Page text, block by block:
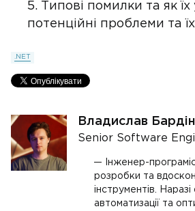
Типові помилки та як
потенційні проблеми та
.NET
Владислав Бардін
Senior Software
Інженер-
розробки та
інструментів.
автоматизації та